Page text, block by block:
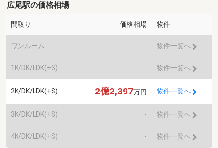
広尾駅の価格相場
間取り 価格相場 物件
ワンルーム - 物件一覧へ
1K/DK/LDK(+S) - 物件一覧へ
2K/DK/LDK(+S) 2億2,397万円 物件一覧へ
3K/DK/LDK(+S) - 物件一覧へ
4K/DK/LDK(+S) - 物件一覧へ